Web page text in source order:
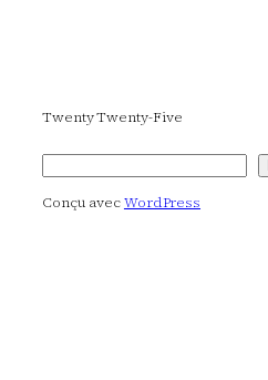
Twenty Twenty-Five
Rechercher
Conçu avecWordPress